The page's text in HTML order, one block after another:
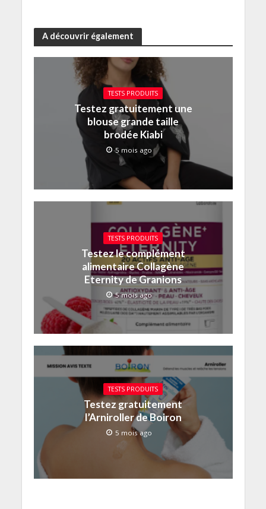
A découvrir également
TESTS PRODUITS
Testez gratuitement une
blouse grande taille
brodée Kiabi
5 mois ago
TESTS PRODUITS
Testez le complément
alimentaire Collagène
Eternity de Granions
5 mois ago
TESTS PRODUITS
Testez gratuitement
l’Arniroller de Boiron
5 mois ago